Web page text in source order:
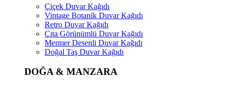
Çiçek Duvar Kağıdı
Vintage Botanik Duvar Kağıdı
Retro Duvar Kağıdı
Çıta Görünümlü Duvar Kağıdı
Mermer Desenli Duvar Kağıdı
Doğal Taş Duvar Kağıdı
DOĞA & MANZARA